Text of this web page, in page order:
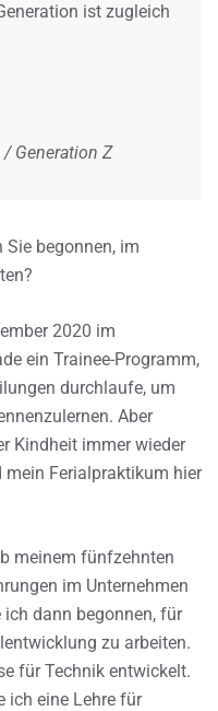
ist zugleich
Generation Z
begonnen, im
2020 im
ein Trainee-Programm,
durchlaufe, um
Aber
Kindheit immer wieder
Ferialpraktikum hier
meinem fünfzehnten
im Unternehmen
dann begonnen, für
zu arbeiten.
für Technik entwickelt.
ich eine Lehre für